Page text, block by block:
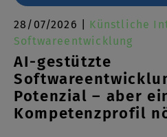
28/07/2026 | Künstliche
Softwareentwicklung
AI-gestützte
Potenzial – aber
Kompetenzprofil